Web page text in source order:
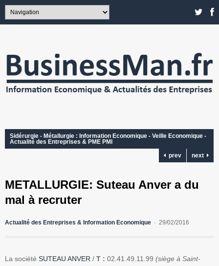
Sidérurgie - Métallurgie : Information Economique - Veille Economique -
Actualité des Entreprises & PME PMI
prev
next
METALLURGIE: Suteau Anver a du
mal à recruter
Actualité des Entreprises & Information Economique 29/02/2016
La société SUTEAU ANVER / T : 02.41.49.11.99 (siège à Saint-